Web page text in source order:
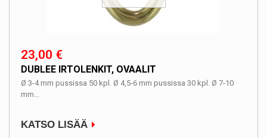
23,00 €
DUBLEE IRTOLENKIT, OVAALIT
Ø 3-4 mm pussissa 50 kpl. Ø 4,5-6 mm pussissa 30 kpl. Ø 7-10
mm...
KATSO LISÄÄ